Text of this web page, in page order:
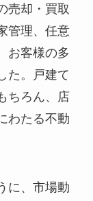
売却・買取
管理、任意
お客様の多
た。戸建て
ちろん、店
わたる不動
に、市場動